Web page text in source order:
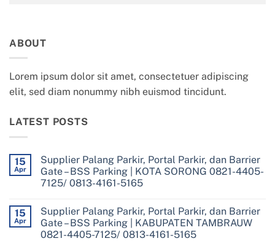
ABOUT
Lorem ipsum dolor sit amet, consectetuer adipiscing
elit, sed diam nonummy nibh euismod tincidunt.
LATEST POSTS
15
Apr
Supplier Palang Parkir, Portal Parkir, dan Barrier
Gate – BSS Parking | KOTA SORONG 0821-4405-
7125/ 0813-4161-5165
on
Supplier
Palang
Parkir,
15
Apr
Supplier Palang Parkir, Portal Parkir, dan Barrier
Gate – BSS Parking | KABUPATEN TAMBRAUW
0821-4405-7125/ 0813-4161-5165